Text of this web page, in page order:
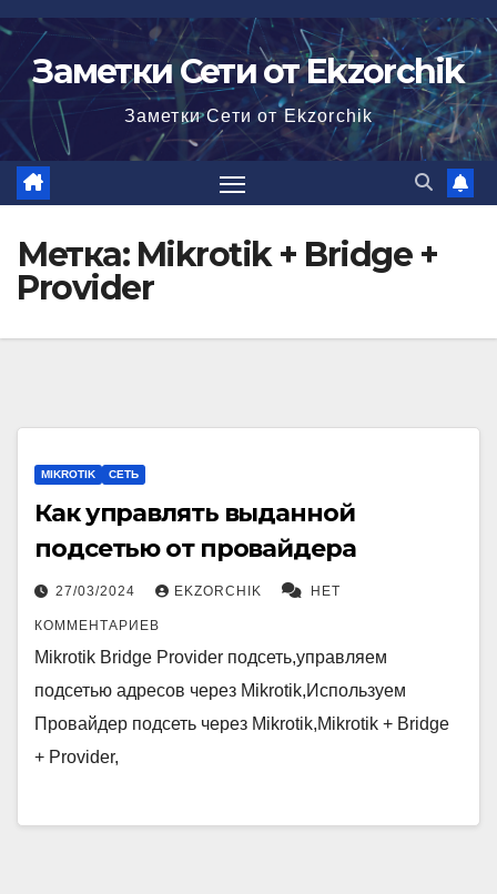
Перейти
содержимому
Заметки Сети от Ekzorchik
Заметки Сети от Ekzorchik
Метка: Mikrotik + Bridge +
Provider
MIKROTIK СЕТЬ
Как управлять выданной
подсетью от провайдера
27/03/2024 EKZORCHIK НЕТ
КОММЕНТАРИЕВ
Mikrotik Bridge Provider подсеть,управляем
подсетью адресов через Mikrotik,Используем
Провайдер подсеть через Mikrotik,Mikrotik + Bridge
+ Provider,